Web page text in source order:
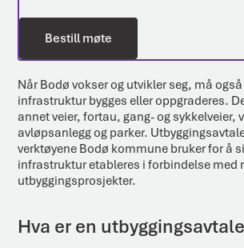
Bestill møte
Når Bodø vokser og utvikler seg, må
infrastruktur bygges eller oppgraderes.
annet veier, fortau, gang- og sykkelveier,
avløpsanlegg og parker.
verktøyene Bodø kommune bruker for å
infrastruktur etableres i forbindelse med
utbyggingsprosjekter.
Hva er en